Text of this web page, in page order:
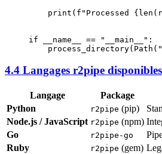
    print
( f "Processed {len
if __name__ == "__main__" :
    process_directory(Path(
4.4 Langages r2pipe disponibles
Langage Package
Python
r2pipe (pip)
Node.js / JavaScript r2pipe (npm)
Go
r2pipe-go
Ruby
r2pipe (gem)